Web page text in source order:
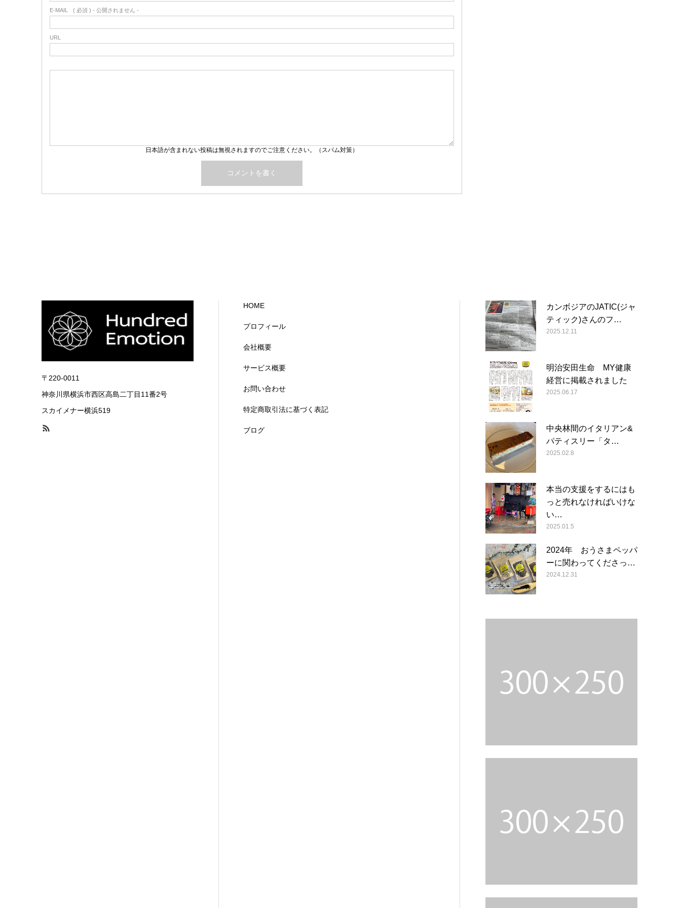
E-MAIL ( 必須 ) - 公開されません -
URL
日本語が含まれない投稿は無視されますのでご注意ください。（スパム対策）
〒220-0011
神奈川県横浜市西区高島二丁目11番2号
スカイメナー横浜519
HOME
プロフィール
会社概要
サービス概要
お問い合わせ
特定商取引法に基づく表記
ブログ
カンボジアのJATIC(ジャ
ティック)さんのフ…
2025.12.11
明治安田生命 MY健康
経営に掲載されました
2025.06.17
中央林間のイタリアン&
パティスリー「タ…
2025.02.8
本当の支援をするにはも
っと売れなければいけな
い…
2025.01.5
2024年 おうさまペッパ
ーに関わってくださっ…
2024.12.31